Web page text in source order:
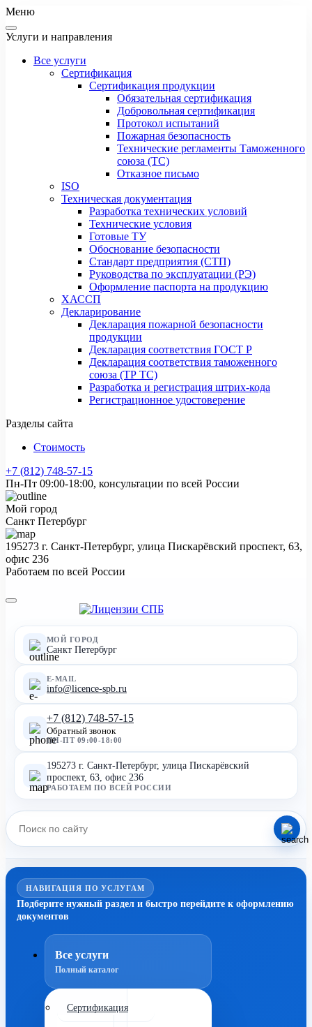
Меню
Услуги и направления
Все услуги
Сертификация
Сертификация продукции
Обязательная сертификация
Добровольная сертификация
Протокол испытаний
Пожарная безопасность
Технические регламенты Таможенного
союза (ТС)
Отказное письмо
ISO
Техническая документация
Разработка технических условий
Технические условия
Готовые ТУ
Обоснование безопасности
Стандарт предприятия (СТП)
Руководства по эксплуатации (РЭ)
Оформление паспорта на продукцию
ХАССП
Декларирование
Декларация пожарной безопасности
продукции
Декларация соответствия ГОСТ Р
Декларация соответствия таможенного
союза (ТР ТС)
Разработка и регистрация штрих-кода
Регистрационное удостоверение
Разделы сайта
Стоимость
+7 (812) 748-57-15
Пн-Пт 09:00-18:00, консультации по всей России
Мой город
Санкт Петербург
195273 г. Санкт-Петербург, улица Пискарёвский проспект, 63,
офис 236
Работаем по всей России
МОЙ ГОРОД
Санкт Петербург
E-MAIL
info@licence-spb.ru
+7 (812) 748-57-15
Обратный звонок
ПН-ПТ 09:00-18:00
195273 г. Санкт-Петербург, улица Пискарёвский
проспект, 63, офис 236
РАБОТАЕМ ПО ВСЕЙ РОССИИ
НАВИГАЦИЯ ПО УСЛУГАМ
Подберите нужный раздел и быстро перейдите к оформлению
документов
Все услуги
Полный каталог
Сертификация